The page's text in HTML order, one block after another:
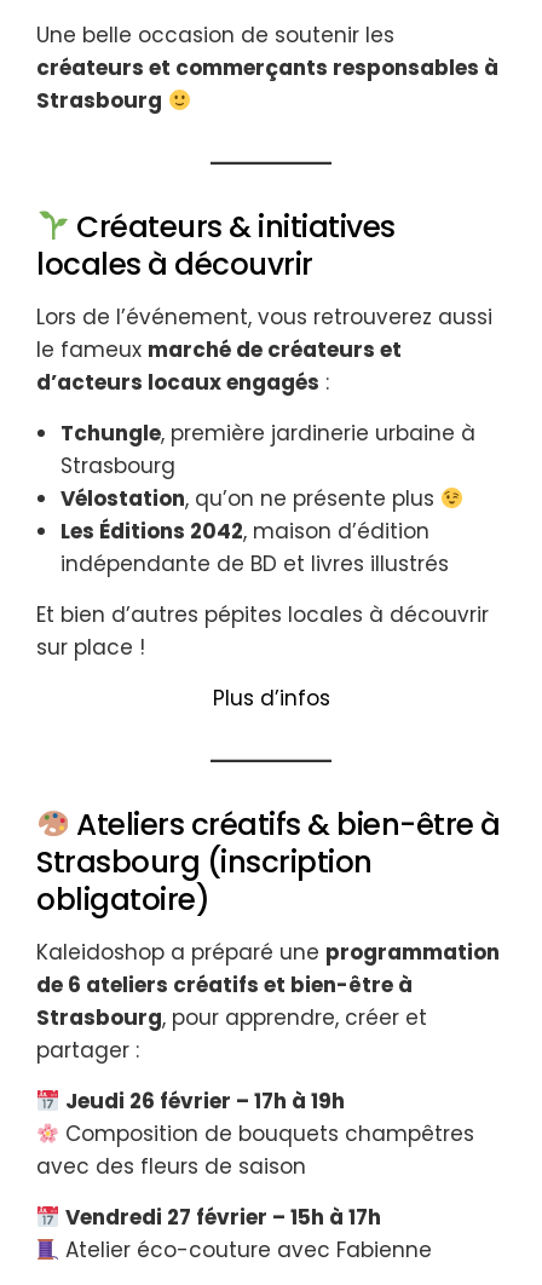
Une belle occasion de soutenir les
créateurs et commerçants responsables à
Strasbourg
Créateurs & initiatives
locales à découvrir
Lors de l’événement, vous retrouverez aussi
le fameux marché de créateurs et
d’acteurs locaux engagés :
Tchungle, première jardinerie urbaine à
Strasbourg
Vélostation, qu’on ne présente plus
Les Éditions 2042, maison d’édition
indépendante de BD et livres illustrés
Et bien d’autres pépites locales à découvrir
sur place !
Plus d’infos
Ateliers créatifs & bien-être à
Strasbourg (inscription
obligatoire)
Kaleidoshop a préparé une programmation
de 6 ateliers créatifs et bien-être à
Strasbourg, pour apprendre, créer et
partager :
Jeudi 26 février – 17h à 19h
Composition de bouquets champêtres
avec des fleurs de saison
Vendredi 27 février – 15h à 17h
Atelier éco-couture avec Fabienne